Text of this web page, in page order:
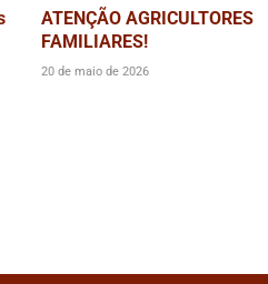
ATENÇÃO AGRICULTORES
FAMILIARES!
20 de maio de 2026